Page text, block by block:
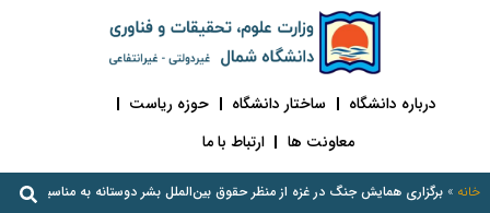
درباره دانشگاه ساختار دانشگاه
حوزه ریاست
معاونت ها
ارتباط با ما
خانه »برگزاری همایش جنگ در غزه از منظر حقوق بین‌الملل بشر دوستانه به مناسبت